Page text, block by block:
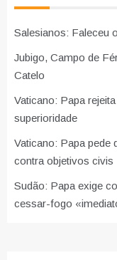
Salesianos: Faleceu
Jubigo, Campo de
Catelo
Vaticano: Papa
superioridade
Vaticano: Papa pede
contra objetivos civis
Sudão: Papa exige
cessar-fogo